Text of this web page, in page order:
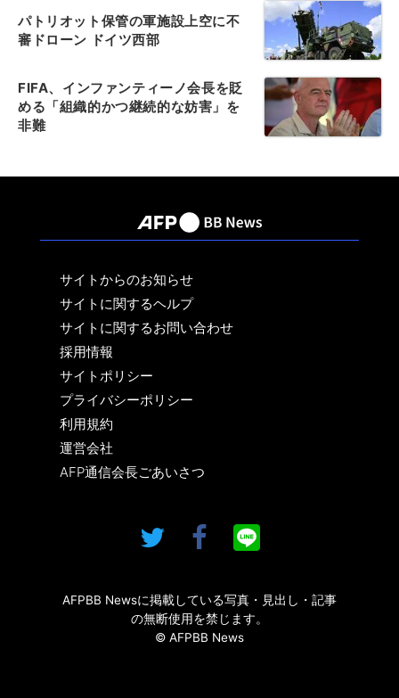
パトリオット保管の軍施設上空に不
審ドローン ドイツ西部
FIFA、インファンティーノ会長を貶
める「組織的かつ継続的な妨害」を
非難
サイトからのお知らせ
サイトに関するヘルプ
サイトに関するお問い合わせ
採用情報
サイトポリシー
プライバシーポリシー
利用規約
運営会社
AFP通信会長ごあいさつ
AFPBB Newsに掲載している写真・見出し・記事
の無断使用を禁じます。
© AFPBB News